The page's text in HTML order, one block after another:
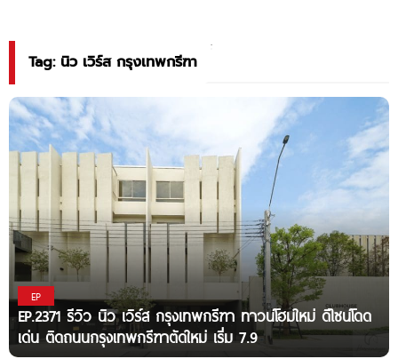
Tag: นิว เวิร์ส กรุงเทพกรีฑา
EP
EP.2371 รีวิว นิว เวิร์ส กรุงเทพกรีฑา ทาวน์โฮมใหม่ ดีไซน์โดด
เด่น ติดถนนกรุงเทพกรีฑาตัดใหม่ เริ่ม 7.9